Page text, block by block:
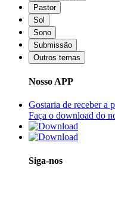
Pastor
Sol
Sono
Submissão
Outros temas
Nosso APP
Gostaria de receber a
Faça o download do
Siga-nos